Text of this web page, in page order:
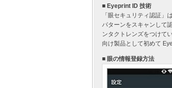
■ Eyeprint ID 技術
「眼セキュリティ認証
パターンをスキャンして
ンタクトレンズをつけて
向け製品として初めて
■ 眼の情報登録方法